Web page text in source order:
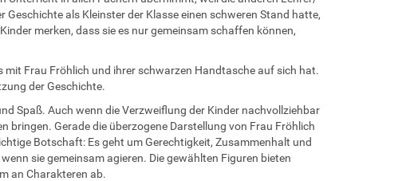
als Kleinster der Klasse einen schweren Stand hatte,
merken, dass sie es nur gemeinsam schaffen können,
mit Frau Fröhlich und ihrer schwarzen Handtasche auf sich hat.
der Geschichte.
Spaß. Auch wenn die Verzweiflung der Kinder nachvollziehbar
bringen. Gerade die überzogene Darstellung von Frau Fröhlich
Botschaft: Es geht um Gerechtigkeit, Zusammenhalt und
sie gemeinsam agieren. Die gewählten Figuren bieten
an Charakteren ab.